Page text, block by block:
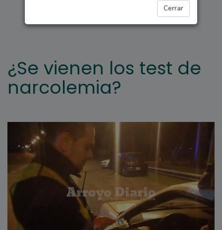
Cerrar
¿Se vienen los test de
narcolemia?